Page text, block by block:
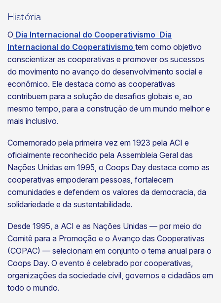
História
O Dia Internacional do Cooperativismo Dia
Internacional do Cooperativismo tem como objetivo
conscientizar as cooperativas e promover os sucessos
do movimento no avanço do desenvolvimento social e
econômico. Ele destaca como as cooperativas
contribuem para a solução de desafios globais e, ao
mesmo tempo, para a construção de um mundo melhor e
mais inclusivo.
Comemorado pela primeira vez em 1923 pela ACI e
oficialmente reconhecido pela Assembleia Geral das
Nações Unidas em 1995, o Coops Day destaca como as
cooperativas empoderam pessoas, fortalecem
comunidades e defendem os valores da democracia, da
solidariedade e da sustentabilidade.
Desde 1995, a ACI e as Nações Unidas — por meio do
Comitê para a Promoção e o Avanço das Cooperativas
(COPAC) — selecionam em conjunto o tema anual para o
Coops Day. O evento é celebrado por cooperativas,
organizações da sociedade civil, governos e cidadãos em
todo o mundo.